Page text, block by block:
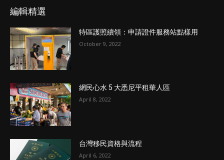
編輯精選
特區護照續領：申請證件服務站點樣用
October 9, 2022
網民心水 5 大悉尼平租華人區
April 8, 2022
台灣移民資格與流程
April 6, 2022